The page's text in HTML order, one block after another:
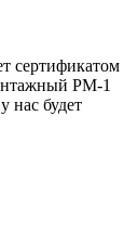
сертификатом
РМ-1
нас будет